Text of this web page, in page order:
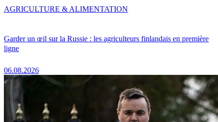
Garder un œil sur la Russie : les agriculteurs finlandais en première
ligne
06.08.2026
AGRICULTURE & ALIMENTATION